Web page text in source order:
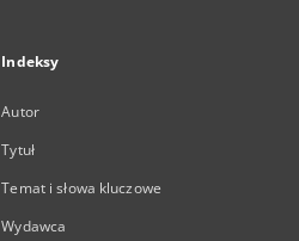
Indeksy
Autor
Tytuł
Temat i słowa kluczowe
Wydawca